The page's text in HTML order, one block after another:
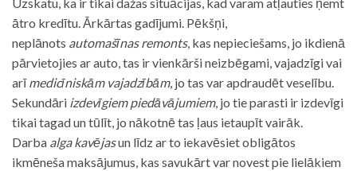
ātro kredītu. Ārkārtas gadījumi. Pēkšņi,
neplānots automašīnas remonts, kas nepieciešams, jo ikdienā
pārvietojies ar auto, tas ir vienkārši neizbēgami, vajadzīgi vai
arīmedicīniskām vajadzībām, jo tas var apdraudēt veselību.
Sekundāri izdevīgiem piedāvājumiem, jo tie parasti ir izdevīgi
tikai tagad un tūlīt, jo nākotnē tas ļaus ietaupīt vairāk.
Darba alga kavējasun līdz ar to iekavēsiet obligātos
ikmēneša maksājumus, kas savukārt var novest pie lielākiem